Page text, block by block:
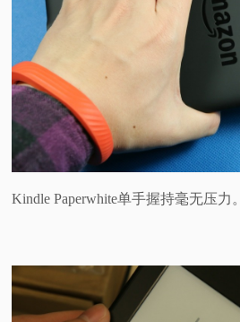
Kindle Paperwhite单手握持毫无压力。